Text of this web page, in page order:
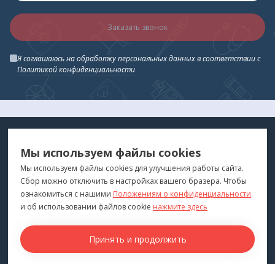
Заказать звонок
Я соглашаюсь на обработку персональных данных в соответствии с
Политикой конфиденциальности
ДЛЯ ВАС
"Медтехника для Вас"©2026
ПОКУПАТЕЛЯМ
Каталог
Бренды
Для оптовиков
КОНТАКТЫ
г. Владивосток
Мы используем файлы cookies
Мы используем файлы cookies для улучшения работы сайта.
Сбор можно отключить в настройках вашего бразера. Чтобы
ознакомиться с нашими Положениям о конфиденциальности
и об использовании файлов cookie нажмите здесь
Принять и продолжить